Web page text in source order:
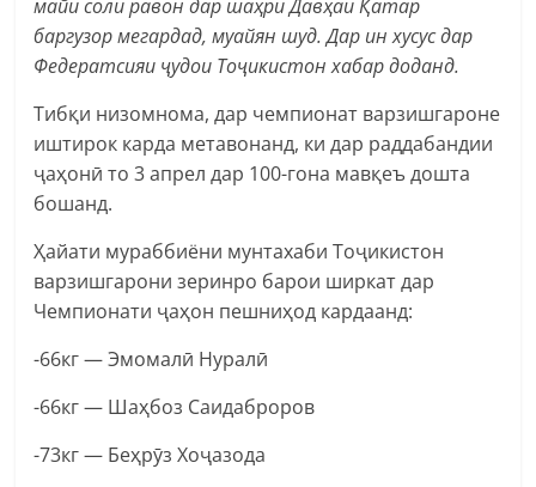
майи соли равон дар шаҳри Давҳаи Қатар
баргузор мегардад, муайян шуд. Дар ин хусус дар
Федератсияи ҷудои Тоҷикистон хабар доданд.
Тибқи низомнома, дар чемпионат варзишгароне
иштирок карда метавонанд, ки дар раддабандии
ҷаҳонӣ то 3 апрел дар 100-гона мавқеъ дошта
бошанд.
Ҳайати мураббиёни мунтахаби Тоҷикистон
варзишгарони зеринро барои ширкат дар
Чемпионати ҷаҳон пешниҳод кардаанд:
-66кг — Эмомалӣ Нуралӣ
-66кг — Шаҳбоз Саидаброров
-73кг — Беҳрӯз Хоҷазода